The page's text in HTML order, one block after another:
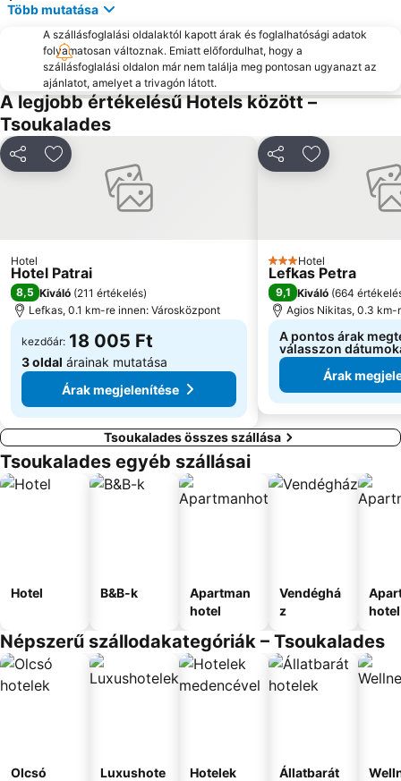
Loutsa
Több mutatása
A szállásfoglalási oldalaktól kapott árak és foglalhatósági adatok
folyamatosan változnak. Emiatt előfordulhat, hogy a
szállásfoglalási oldalon már nem találja meg pontosan ugyanazt az
ajánlatot, amelyet a trivagón látott.
A legjobb értékelésű Hotels között –
Tsoukalades
MegosztásHozzáadás a kedvencekhez
Hotel
Hotel Patrai
8,5 Kiváló (211 értékelés)
Lefkas, 0.1 km-re innen: Városközpont
kezdőár: 18 005 Ft
3 oldal árainak mutatása
Árak megjelenítése
MegosztásHozzáadás
3 Kategória
Hotel
Lefkas Petra
9,1 Kiváló (664
Agios Nikitas, 0.3 km-
A pontos árak
válasszon
Árak
Tsoukalades összes szállása
Tsoukalades egyéb szállásai
Hotel B&B-k
Apartman
hotel
Vendéghá
z
hotel
Népszerű szállodakategóriák – Tsoukalades
Olcsó
Luxushote
Hotelek
Állatbarát